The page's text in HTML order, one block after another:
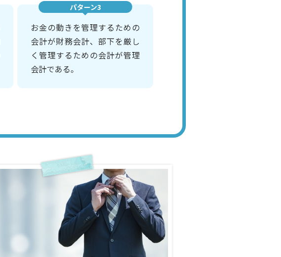
パターン3
お金の動きを管理するための
会計が財務会計、部下を厳し
く管理するための会計が管理
会計である。